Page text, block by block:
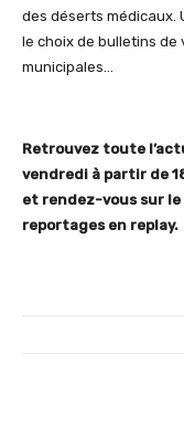
des déserts médicaux.
le choix de bulletins de
municipales…
Retrouvez toute
vendredi à partir de
et rendez-vous sur
reportages en replay.